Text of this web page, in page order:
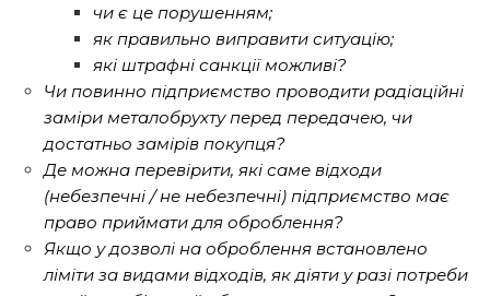
чи є це порушенням;
як правильно виправити ситуацію;
які штрафні санкції можливі?
Чи повинно підприємство проводити радіаційні
заміри металобрухту перед передачею, чи
достатньо замірів покупця?
Де можна перевірити, які саме відходи
(небезпечні / не небезпечні) підприємство має
право приймати для оброблення?
Якщо у дозволі на оброблення встановлено
ліміти за видами відходів, як діяти у разі потреби